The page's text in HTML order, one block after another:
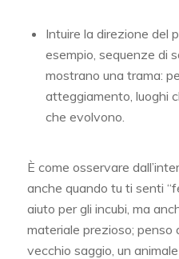
Intuire la direzione del
esempio, sequenze di
mostrano una trama:
atteggiamento, luoghi
che evolvono.
È come osservare
anche quando tu ti senti
aiuto per gli incubi, ma
materiale prezioso; penso
vecchio saggio, un